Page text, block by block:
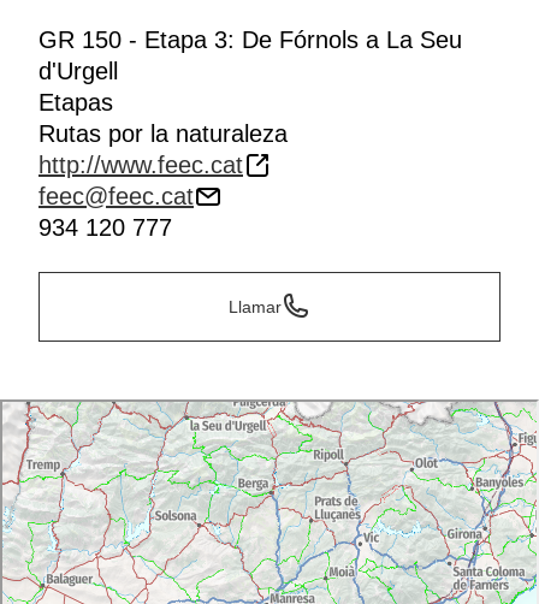
GR 150 - Etapa 3: De Fórnols a La Seu
d'Urgell
Etapas
Rutas por la naturaleza
http://www.feec.cat
feec@feec.cat
934 120 777
Llamar